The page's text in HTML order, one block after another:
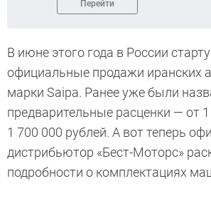
Перейти
В июне этого года в России
официальные продажи иранских
марки Saipa. Ранее уже были
предварительные расценки — от
1 700 000 рублей. А вот теперь
дистрибьютор «Бест-Моторс»
подробности о комплектациях